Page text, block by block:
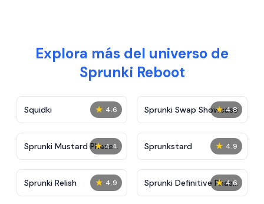
Explora más del universo de
Sprunki Reboot
★ 4.6
Squidki ★ 4.8
Sprunki Swap Showcase
★ 4.4
Sprunki Mustard Phase
2
★ 4.9
Sprunkstard
★ 4.9
Sprunki Relish ★ 4.6
Sprunki Definitive Phase
7